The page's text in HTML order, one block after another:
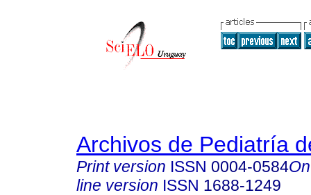
Archivos de Pediatría
Print version ISSN 0004-0584
line version ISSN 1688-1249